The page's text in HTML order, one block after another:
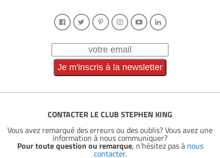
CONTACTER LE CLUB STEPHEN KING
Vous avez remarqué des erreurs ou des oublis? Vous avez une
information à nous communiquer?
Pour toute question ou remarque, n'hésitez pas à nous
contacter.